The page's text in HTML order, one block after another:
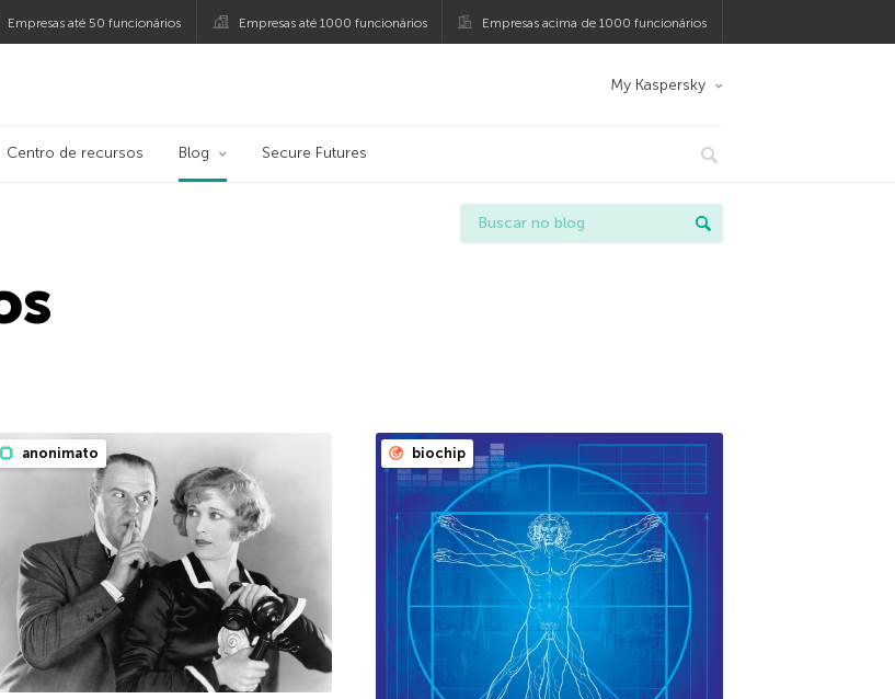
Empresas até 50 funcionários Empresas até 1000 funcionários Empresas acima de 1000 funcionários
My Kaspersky
Centro de recursos Blog Secure Futures
anonimato biochip